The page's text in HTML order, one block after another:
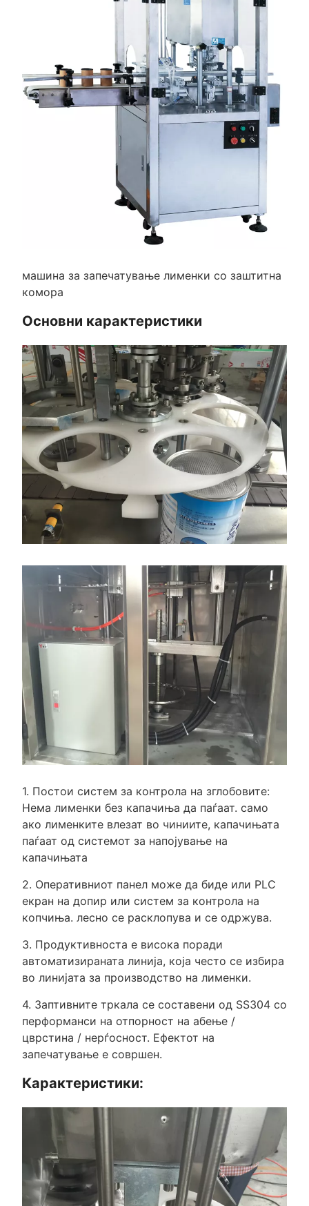
машина за запечатување лименки со заштитна
комора
Основни карактеристики
1. Постои систем за контрола на зглобовите:
Нема лименки без капачиња да паѓаат. само
ако лименките влезат во чиниите, капачињата
паѓаат од системот за напојување на
капачињата
2. Оперативниот панел може да биде или PLC
екран на допир или систем за контрола на
копчиња. лесно се расклопува и се одржува.
3. Продуктивноста е висока поради
автоматизираната линија, која често се избира
во линијата за производство на лименки.
4. Заптивните тркала се составени од SS304 со
перформанси на отпорност на абење /
цврстина / нерѓосност. Ефектот на
запечатување е совршен.
Карактеристики: